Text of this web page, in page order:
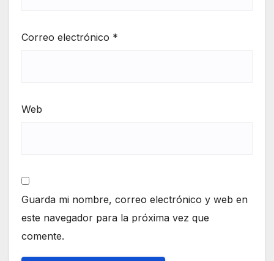
Correo electrónico *
Web
Guarda mi nombre, correo electrónico y web en
este navegador para la próxima vez que
comente.